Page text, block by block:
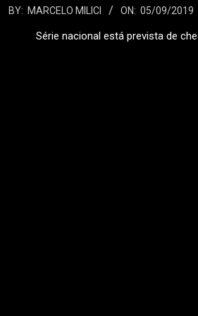
BY: MARCELO MILICI ON: 05/09/2019
Série nacional está prevista de